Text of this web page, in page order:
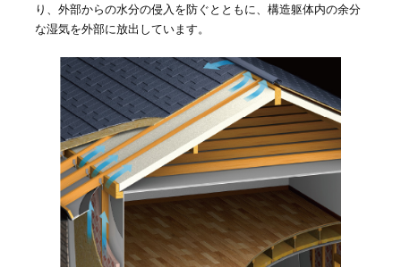
り、外部からの水分の侵入を防ぐとともに、構造躯体内の余分
な湿気を外部に放出しています。